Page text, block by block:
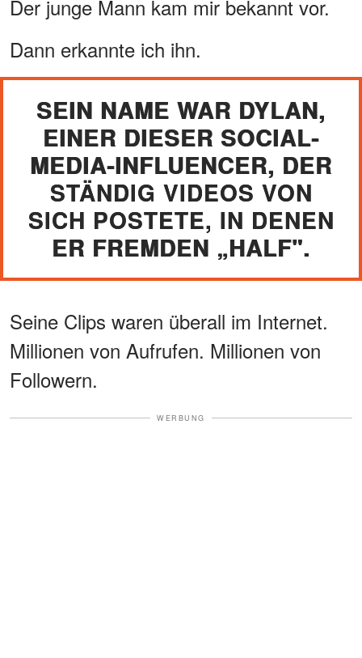
Der junge Mann kam mir bekannt vor.
Dann erkannte ich ihn.
SEIN NAME WAR DYLAN,
EINER DIESER SOCIAL-
MEDIA-INFLUENCER, DER
STÄNDIG VIDEOS VON
SICH POSTETE, IN DENEN
ER FREMDEN „HALF".
Seine Clips waren überall im Internet.
Millionen von Aufrufen. Millionen von
Followern.
WERBUNG